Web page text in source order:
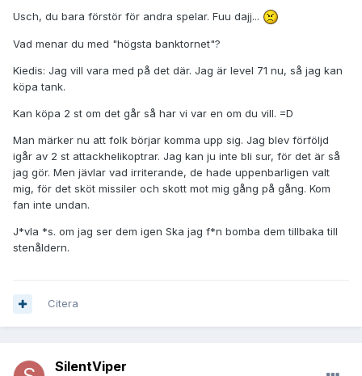
Usch, du bara förstör för andra spelar. Fuu dajj...
Vad menar du med "högsta banktornet"?
Kiedis: Jag vill vara med på det där. Jag är level 71 nu, så jag kan
köpa tank.
Kan köpa 2 st om det går så har vi var en om du vill. =D
Man märker nu att folk börjar komma upp sig. Jag blev förföljd
igår av 2 st attackhelikoptrar. Jag kan ju inte bli sur, för det är så
jag gör. Men jävlar vad irriterande, de hade uppenbarligen valt
mig, för det sköt missiler och skott mot mig gång på gång. Kom
fan inte undan.
J*vla *s. om jag ser dem igen Ska jag f*n bomba dem tillbaka till
stenåldern.
Citera
SilentViper